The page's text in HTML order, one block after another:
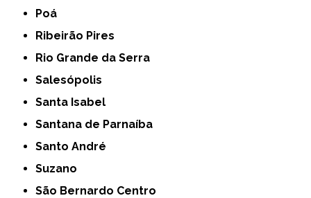
Poá
Ribeirão Pires
Rio Grande da Serra
Salesópolis
Santa Isabel
Santana de Parnaíba
Santo André
Suzano
São Bernardo Centro